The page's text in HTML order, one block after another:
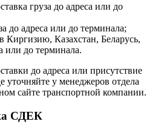
груза до адреса или до
до адреса или до терминала;
Киргизию, Казахстан, Беларусь,
или до терминала.
до адреса или присутствие
уточняйте у менеджеров отдела
сайте транспортной компании.
СДЕК